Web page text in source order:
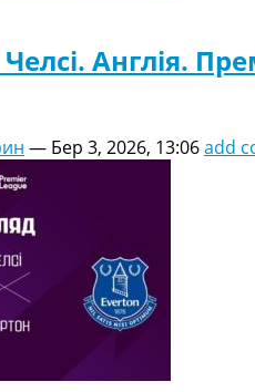
Англія.
— Бер 3, 2026, 13:06add